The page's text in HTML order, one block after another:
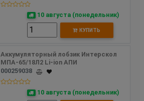
10 августа (понедельник)
КУПИТЬ
Аккумуляторный лобзик Интерскол
МПА-65/18Л2 Li-ion АПИ
000259038
10 августа (понедельник)